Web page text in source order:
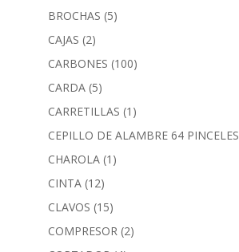
BROCHAS (5)
CAJAS (2)
CARBONES (100)
CARDA (5)
CARRETILLAS (1)
CEPILLO DE ALAMBRE 64 PINCELES
CHAROLA (1)
CINTA (12)
CLAVOS (15)
COMPRESOR (2)